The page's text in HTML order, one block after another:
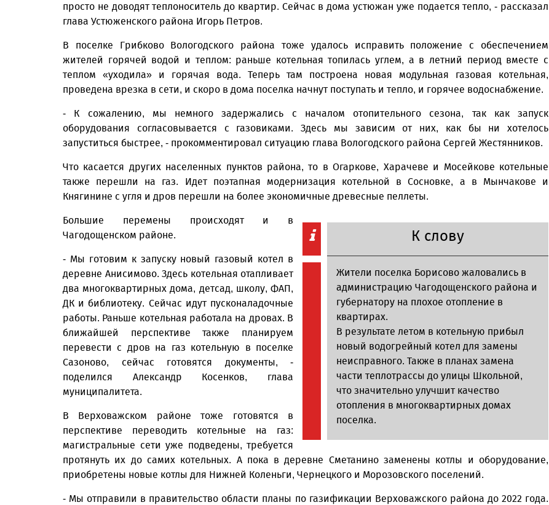
просто не доводят теплоноситель до квартир. Сейчас в дома устюжан уже подается тепло, - рассказал
глава Устюженского района Игорь Петров.
В поселке Грибково Вологодского района тоже удалось исправить положение с обеспечением
жителей горячей водой и теплом: раньше котельная топилась углем, а в летний период вместе с
теплом «уходила» и горячая вода. Теперь там построена новая модульная газовая котельная,
проведена врезка в сети, и скоро в дома поселка начнут поступать и тепло, и горячее водоснабжение.
- К сожалению, мы немного задержались с началом отопительного сезона, так как запуск
оборудования согласовывается с газовиками. Здесь мы зависим от них, как бы ни хотелось
запуститься быстрее, - прокомментировал ситуацию глава Вологодского района Сергей Жестянников.
Что касается других населенных пунктов района, то в Огаркове, Харачеве и Мосейкове котельные
также перешли на газ. Идет поэтапная модернизация котельной в Сосновке, а в Мынчакове и
Княгинине с угля и дров перешли на более экономичные древесные пеллеты.
К слову
Жители поселка Борисово жаловались в
администрацию Чагодощенского района и
губернатору на плохое отопление в
квартирах.
В результате летом в котельную прибыл
новый водогрейный котел для замены
неисправного. Также в планах замена
части теплотрассы до улицы Школьной,
что значительно улучшит качество
отопления в многоквартирных домах
поселка.
Большие перемены происходят и в
Чагодощенском районе.
- Мы готовим к запуску новый газовый котел в
деревне Анисимово. Здесь котельная отапливает
два многоквартирных дома, детсад, школу, ФАП,
ДК и библиотеку. Сейчас идут пусконаладочные
работы. Раньше котельная работала на дровах. В
ближайшей перспективе также планируем
перевести с дров на газ котельную в поселке
Сазоново, сейчас готовятся документы, -
поделился Александр Косенков, глава
муниципалитета.
В Верховажском районе тоже готовятся в
перспективе переводить котельные на газ:
магистральные сети уже подведены, требуется
протянуть их до самих котельных. А пока в деревне Сметанино заменены котлы и оборудование,
приобретены новые котлы для Нижней Коленьги, Чернецкого и Морозовского поселений.
- Мы отправили в правительство области планы по газификации Верховажского района до 2022 года.